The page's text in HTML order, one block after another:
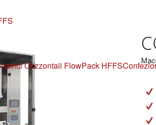
Orizzontali FlowPack HFFS